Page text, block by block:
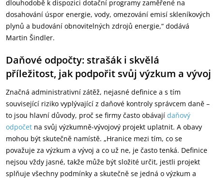
dlouhodobě k dispozici dotační programy zaměřené na
dosahování úspor energie, vody, omezování emisí skleníkových
plynů a budování obnovitelných zdrojů energie,“ dodává
Martin Šindler.
Daňové odpočty: strašák i skvělá
příležitost, jak podpořit svůj výzkum a vývoj
Značná administrativní zátěž, nejasné definice a s tím
související riziko vyplývající z daňové kontroly správcem daně –
to jsou hlavní důvody, proč se firmy často obávají daňový
odpočet na svůj výzkumně-vývojový projekt uplatnit. A obavy
mohou být skutečně namístě. „Hranice mezi tím, co se
považuje za výzkum a vývoj a co už ne, je často tenká. Definice
nejsou vždy jasné, takže může být složité určit, jestli projekt
splňuje všechny podmínky a skutečně se jedná o výzkum a